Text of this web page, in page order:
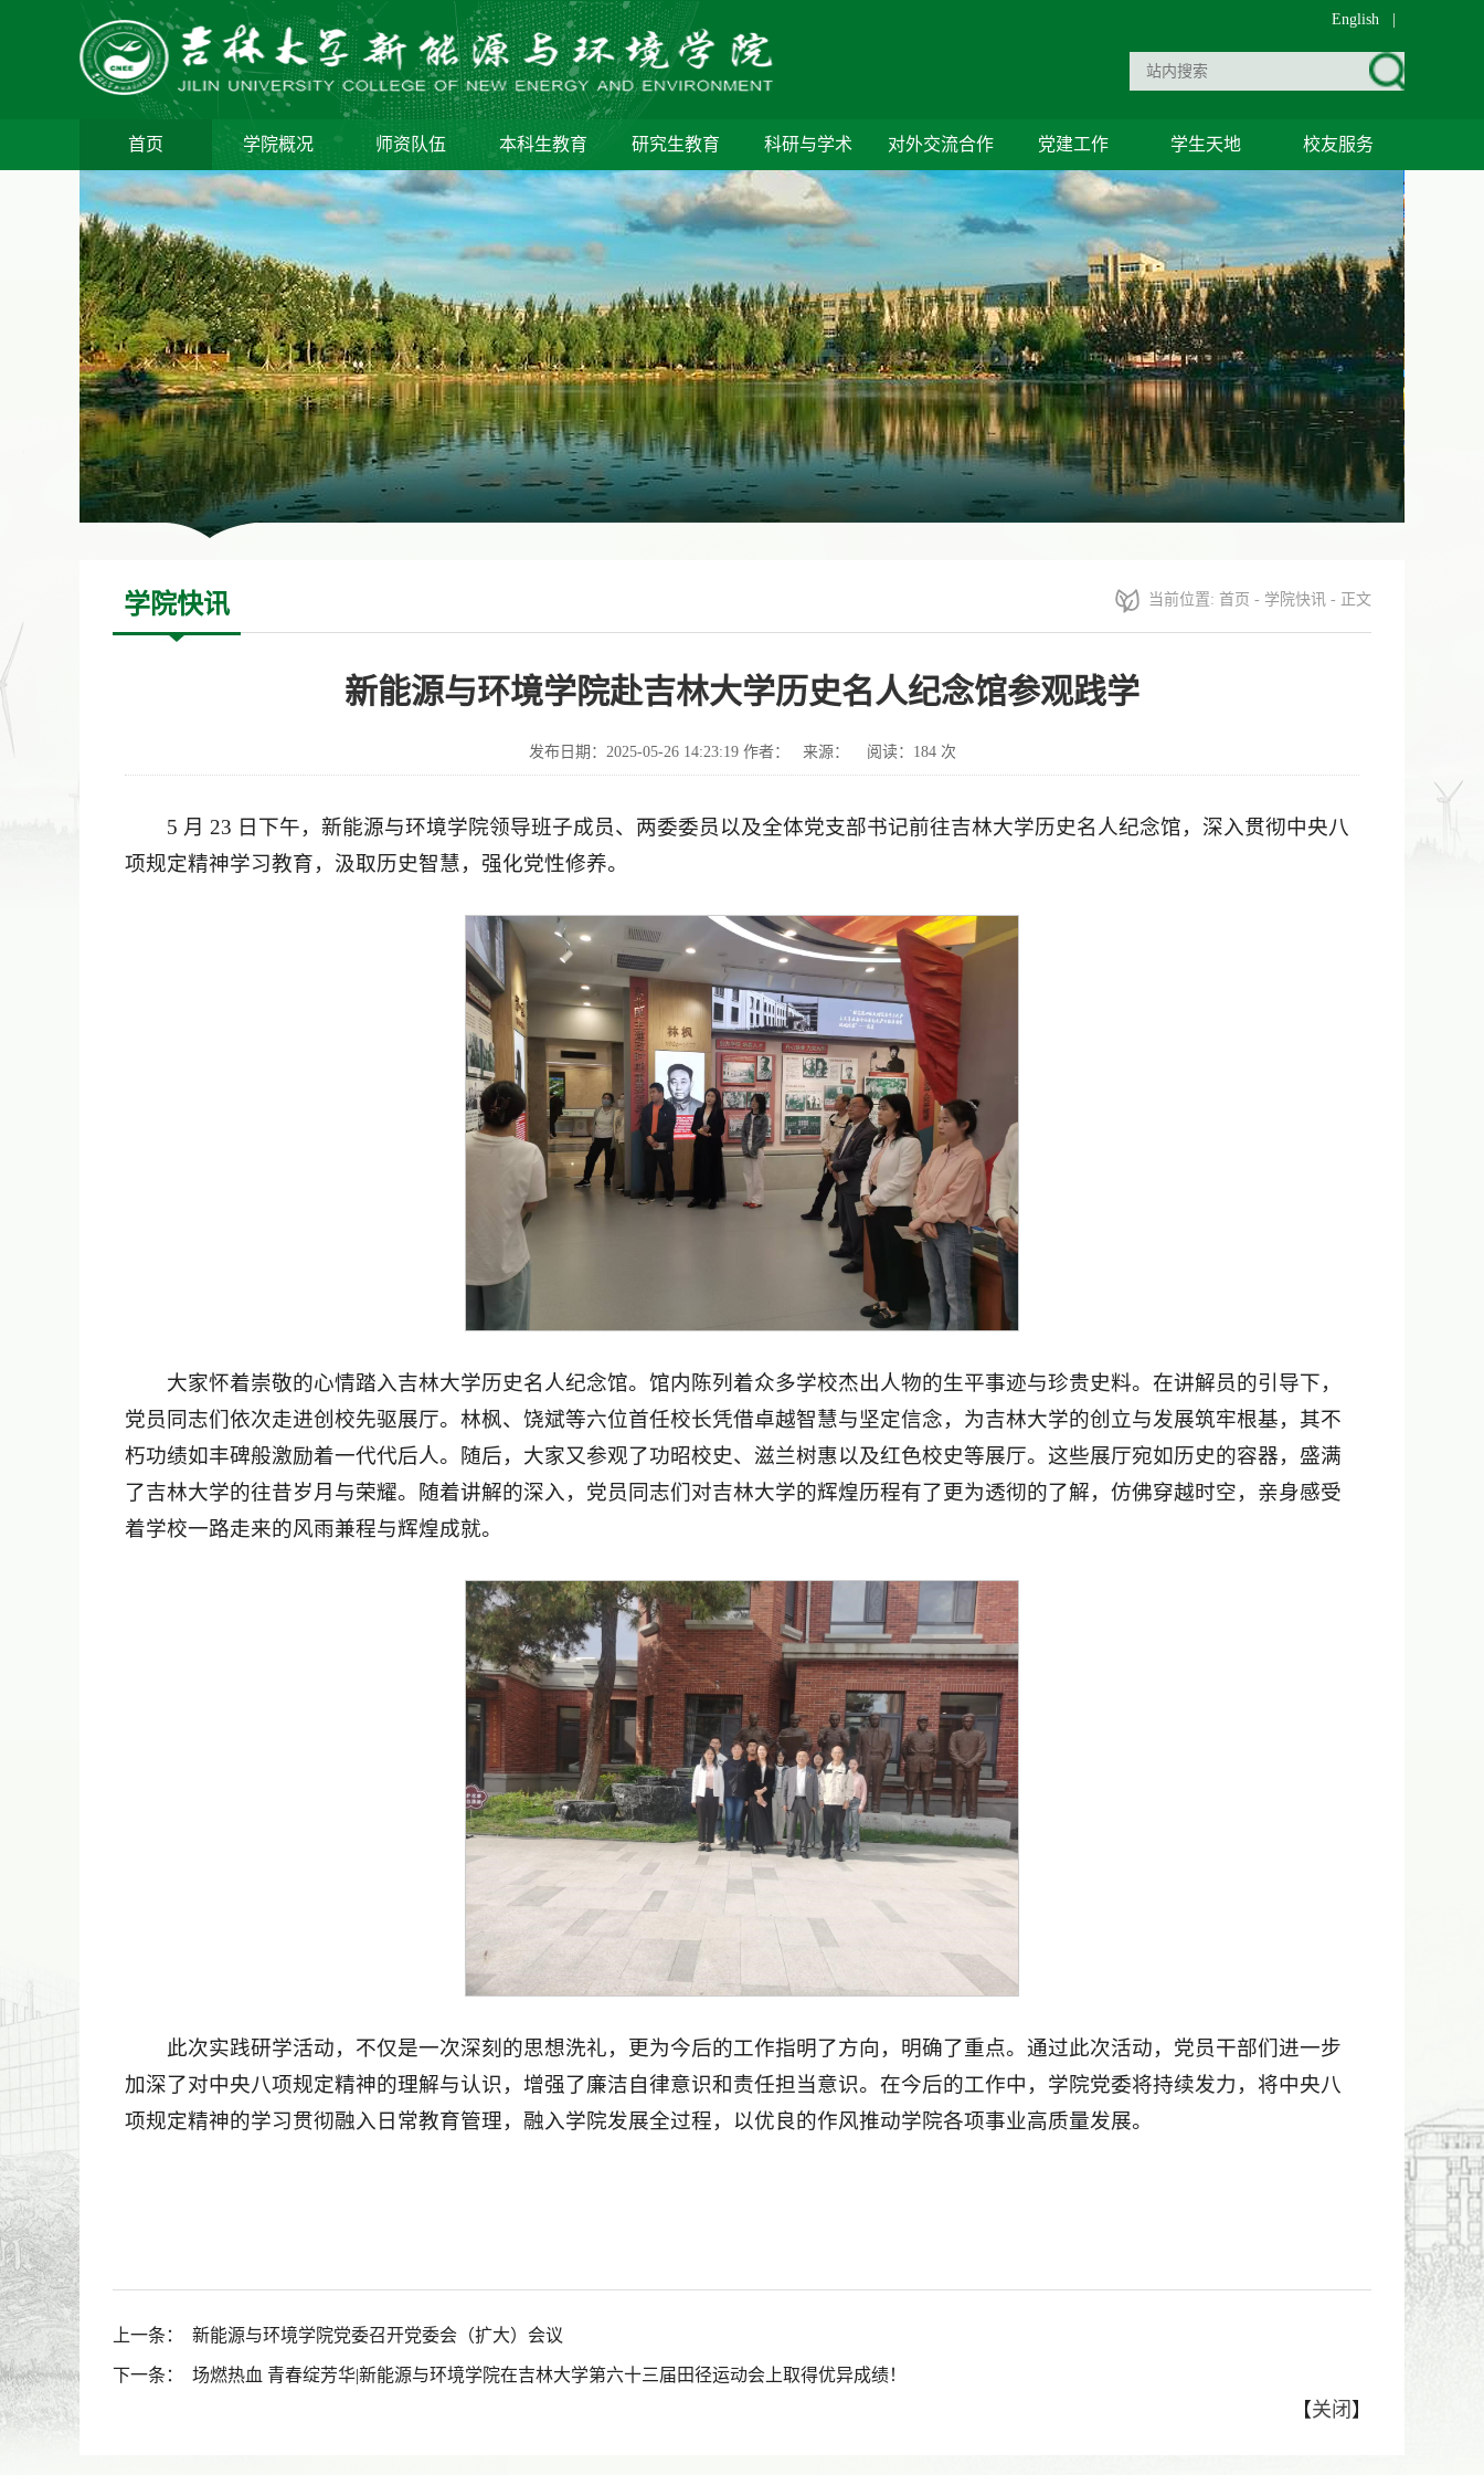
English
首页 学院概况 师资队伍 本科生教育 研究生教育 科研与学术 对外交流合作 党建工作 学生天地 校友服务
学院快讯 当前位置: 首页 - 学院快讯 - 正文
新能源与环境学院赴吉林大学历史名人纪念馆参观践学
发布日期：2025-05-26 14:23:19 作者： 来源： 阅读： 184次
5 月 23 日下午，新能源与环境学院领导班子成员、两委委员以及全体党支部书记前往吉林大学历史名人纪念馆，深入贯彻中央八
项规定精神学习教育，汲取历史智慧，强化党性修养。
大家怀着崇敬的心情踏入吉林大学历史名人纪念馆。馆内陈列着众多学校杰出人物的生平事迹与珍贵史料。在讲解员的引导下，
党员同志们依次走进创校先驱展厅。林枫、饶斌等六位首任校长凭借卓越智慧与坚定信念，为吉林大学的创立与发展筑牢根基，其不
朽功绩如丰碑般激励着一代代后人。随后，大家又参观了功昭校史、滋兰树惠以及红色校史等展厅。这些展厅宛如历史的容器，盛满
了吉林大学的往昔岁月与荣耀。随着讲解的深入，党员同志们对吉林大学的辉煌历程有了更为透彻的了解，仿佛穿越时空，亲身感受
着学校一路走来的风雨兼程与辉煌成就。
此次实践研学活动，不仅是一次深刻的思想洗礼，更为今后的工作指明了方向，明确了重点。通过此次活动，党员干部们进一步
加深了对中央八项规定精神的理解与认识，增强了廉洁自律意识和责任担当意识。在今后的工作中，学院党委将持续发力，将中央八
项规定精神的学习贯彻融入日常教育管理，融入学院发展全过程，以优良的作风推动学院各项事业高质量发展。
上一条： 新能源与环境学院党委召开党委会（扩大）会议
下一条： 场燃热血 青春绽芳华|新能源与环境学院在吉林大学第六十三届田径运动会上取得优异成绩！
【关闭 】